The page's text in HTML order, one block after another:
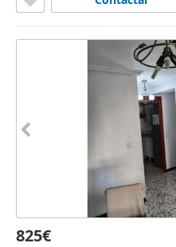
825€